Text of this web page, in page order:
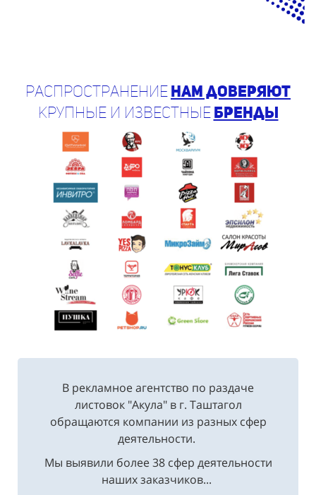
Распространениенам доверяют
крупные и известные бренды
В рекламное агентство по раздаче
листовок "Акула" в г. Таштагол
обращаются компании из разных сфер
деятельности.
Мы выявили более 38 сфер деятельности
наших заказчиков...